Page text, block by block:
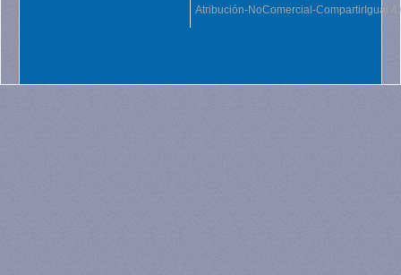
Atribución-NoComercial-CompartirIgual